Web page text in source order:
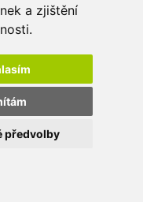
a zjištění
předvolby